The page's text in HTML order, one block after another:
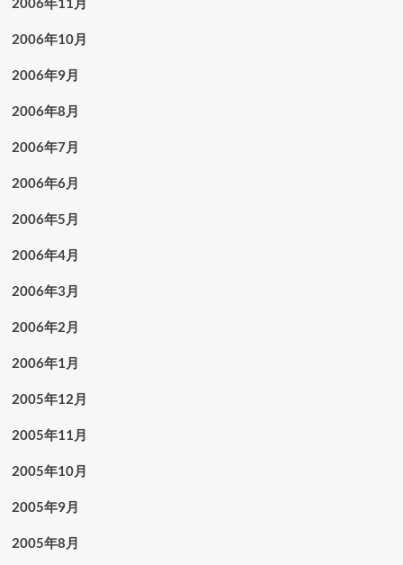
2006年10月
2006年9月
2006年8月
2006年7月
2006年6月
2006年5月
2006年4月
2006年3月
2006年2月
2006年1月
2005年12月
2005年11月
2005年10月
2005年9月
2005年8月